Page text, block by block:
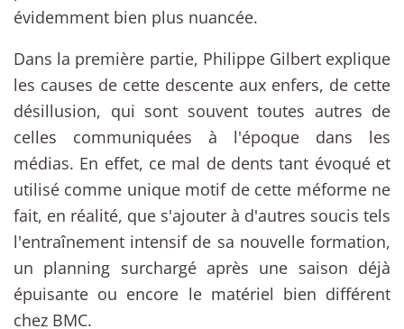
évidemment bien plus nuancée.
Dans la première partie, Philippe Gilbert explique
les causes de cette descente aux enfers, de cette
désillusion, qui sont souvent toutes autres de
celles communiquées à l'époque dans les
médias. En effet, ce mal de dents tant évoqué et
utilisé comme unique motif de cette méforme ne
fait, en réalité, que s'ajouter à d'autres soucis tels
l'entraînement intensif de sa nouvelle formation,
un planning surchargé après une saison déjà
épuisante ou encore le matériel bien différent
chez BMC.